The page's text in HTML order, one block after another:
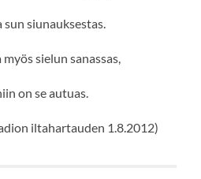
siunauksestas.
sielun sanassas,
on se autuas.
iltahartauden 1.8.2012)